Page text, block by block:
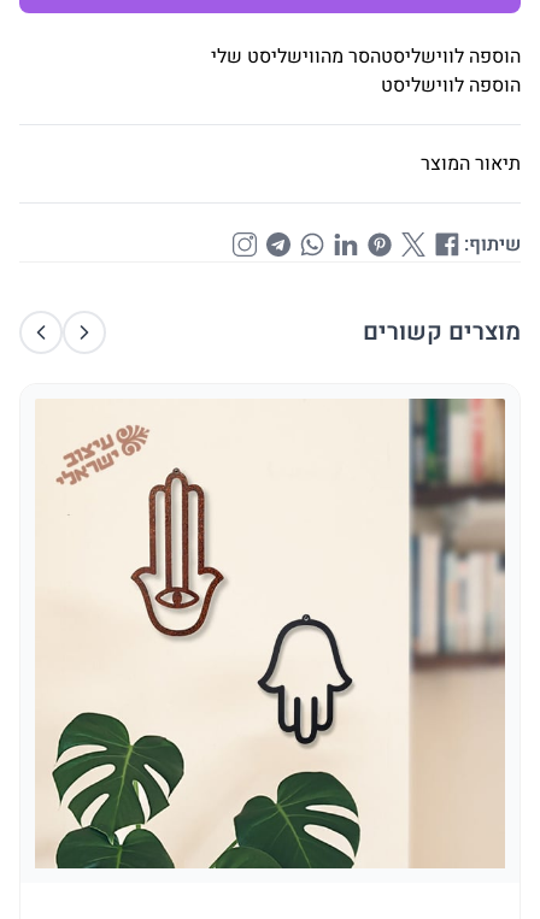
הוספה לווישליסטהסר מהווישליסט שלי
הוספה לווישליסט
תיאור המוצר
שיתוף:
מוצרים קשורים